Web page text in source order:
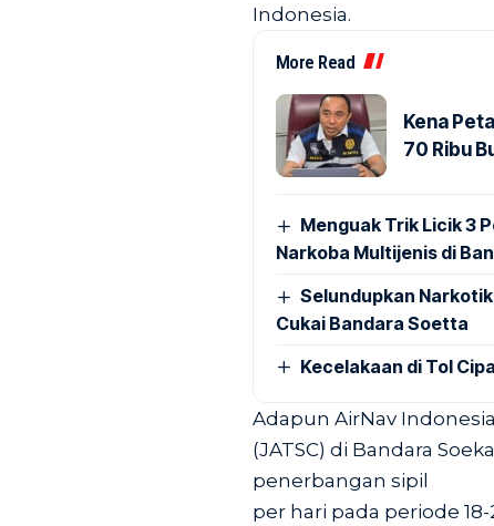
Indonesia.
More Read
Kena
70 Ribu
Menguak Trik Licik 3
Narkoba Multijenis di
Selundupkan
Cukai Bandara Soetta
Kecelakaan di Tol
Adapun AirNav
(JATSC) di Bandara
penerbangan sipil
per hari pada periode 18-